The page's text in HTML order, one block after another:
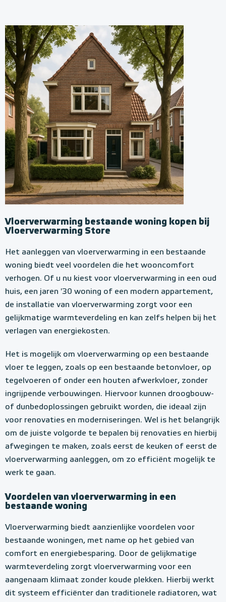
Vloerverwarming bestaande woning kopen bij
Vloerverwarming Store
Het aanleggen van vloerverwarming in een bestaande
woning biedt veel voordelen die het wooncomfort
verhogen. Of u nu kiest voor vloerverwarming in een oud
huis, een jaren '30 woning of een modern appartement,
de installatie van vloerverwarming zorgt voor een
gelijkmatige warmteverdeling en kan zelfs helpen bij het
verlagen van energiekosten.
Het is mogelijk om vloerverwarming op een bestaande
vloer te leggen, zoals op een bestaande betonvloer, op
tegelvoeren of onder een houten afwerkvloer, zonder
ingrijpende verbouwingen. Hiervoor kunnen droogbouw-
of dunbedoplossingen gebruikt worden, die ideaal zijn
voor renovaties en moderniseringen. Wel is het belangrijk
om de juiste volgorde te bepalen bij renovaties en hierbij
afwegingen te maken, zoals eerst de keuken of eerst de
vloerverwarming aanleggen, om zo efficiënt mogelijk te
werk te gaan.
Voordelen van vloerverwarming in een
bestaande woning
Vloerverwarming biedt aanzienlijke voordelen voor
bestaande woningen, met name op het gebied van
comfort en energiebesparing. Door de gelijkmatige
warmteverdeling zorgt vloerverwarming voor een
aangenaam klimaat zonder koude plekken. Hierbij werkt
dit systeem efficiënter dan traditionele radiatoren, wat